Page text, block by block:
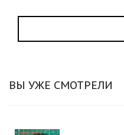
ВЫ УЖЕ СМОТРЕЛИ